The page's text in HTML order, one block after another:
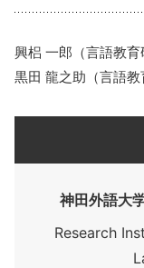
興梠 一郎（言語教育
黒田 龍之助（言語教
神田外語大
Research